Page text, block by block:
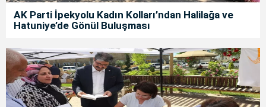
AK Parti İpekyolu Kadın Kolları’ndan Halilağa ve
Hatuniye’de Gönül Buluşması